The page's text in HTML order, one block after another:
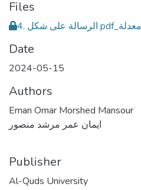
Files
Date
2024-05-15
Authors
Eman Omar Morshed Mansour
ايمان عمر مرشد منصور
Publisher
Al-Quds University